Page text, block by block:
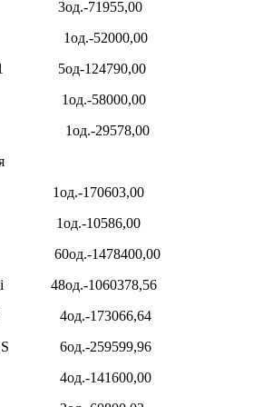
3од.-71955,00
52000,00
3.01 5од-124790,00
1од.-58000,00
29578,00
1од.-170603,00
1од.-10586,00
60од.-1478400,00
48од.-1060378,56
AS 4од.-173066,64
NS 6од.-259599,96
10 4од.-141600,00